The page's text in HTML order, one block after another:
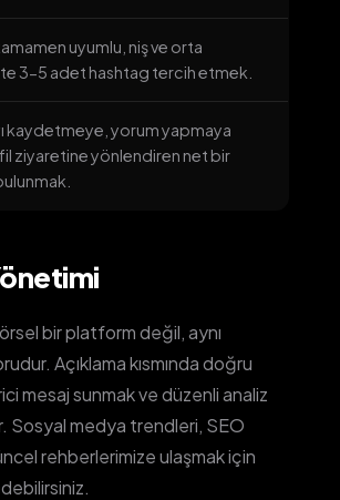
uyumlu, niş ve orta
3-5 adet hashtag tercih etmek.
kaydetmeye, yorum yapmaya
ziyaretine yönlendiren net bir
bir platform değil, aynı
Açıklama kısmında doğru
mesaj sunmak ve düzenli analiz
Sosyal medya trendleri, SEO
rehberlerimize ulaşmak için